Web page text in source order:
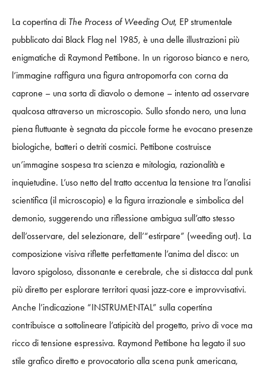
La copertina di The Process of Weeding Out, EP strumentale
pubblicato dai Black Flag nel 1985, è una delle illustrazioni più
enigmatiche di Raymond Pettibone. In un rigoroso bianco e nero,
l’immagine raffigura una figura antropomorfa con corna da
caprone – una sorta di diavolo o demone – intento ad osservare
qualcosa attraverso un microscopio. Sullo sfondo nero, una luna
piena fluttuante è segnata da piccole forme he evocano presenze
biologiche, batteri o detriti cosmici. Pettibone costruisce
un’immagine sospesa tra scienza e mitologia, razionalità e
inquietudine. L’uso netto del tratto accentua la tensione tra l’analisi
scientifica (il microscopio) e la figura irrazionale e simbolica del
demonio, suggerendo una riflessione ambigua sull’atto stesso
dell’osservare, del selezionare, dell’“estirpare” (weeding out). La
composizione visiva riflette perfettamente l’anima del disco: un
lavoro spigoloso, dissonante e cerebrale, che si distacca dal punk
più diretto per esplorare territori quasi jazz-core e improvvisativi.
Anche l’indicazione “INSTRUMENTAL” sulla copertina
contribuisce a sottolineare l’atipicità del progetto, privo di voce ma
ricco di tensione espressiva. Raymond Pettibone ha legato il suo
stile grafico diretto e provocatorio alla scena punk americana,